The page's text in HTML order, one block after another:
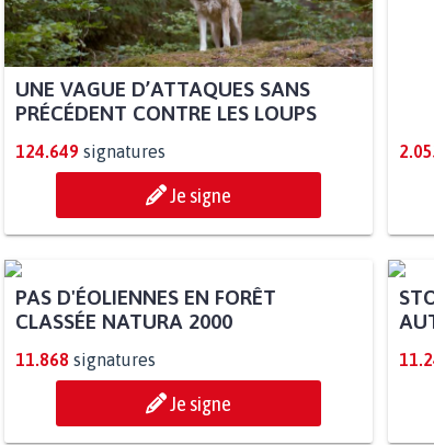
UNE VAGUE D’ATTAQUES SANS
PRÉCÉDENT CONTRE LES LOUPS
124.649 signatures
Je signe
PAS D'ÉOLIENNES EN FORÊT
CLASSÉE NATURA 2000
11.868 signatures
Je signe